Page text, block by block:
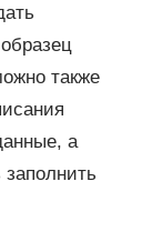
также
а